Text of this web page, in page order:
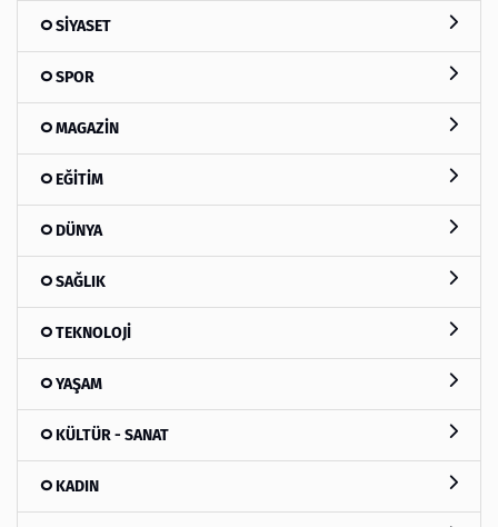
SİYASET
SPOR
MAGAZİN
EĞİTİM
DÜNYA
SAĞLIK
TEKNOLOJİ
YAŞAM
KÜLTÜR - SANAT
KADIN